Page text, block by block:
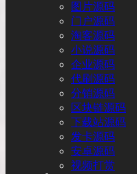
图片源码
门户源码
淘客源码
小说源码
企业源码
代刷源码
分销源码
区块链源码
下载站源码
发卡源码
安卓源码
视频打赏